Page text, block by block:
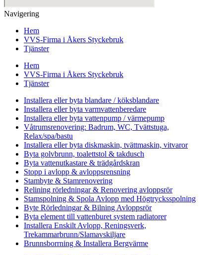
Navigering
Hem
VVS-Firma i Åkers Styckebruk
Tjänster
Hem
VVS-Firma i Åkers Styckebruk
Tjänster
Installera eller byta blandare / köksblandare
Installera eller byta varmvattenberedare
Installera eller byta vattenpump / värmepump
Våtrumsrenovering: Badrum, WC, Tvättstuga,
Relax/spa/bastu
Installera eller byta diskmaskin, tvättmaskin, vitvaror
Byta golvbrunn, toalettstol & takdusch
Byta vattenutkastare & trädgårdskran
Stopp i avlopp & avloppsrensning
Stambyte & Stamrenovering
Relining rörledningar & Renovering avloppsrör
Stamspolning & Spola Avlopp med Högtrycksspolning
Byte Rörledningar & Bilning Avloppsrör
Byta element till vattenburet system radiatorer
Installera Enskilt Avlopp, Reningsverk,
Trekammarbrunn/Slamavskiljare
Brunnsborrning & Installera Bergvärme